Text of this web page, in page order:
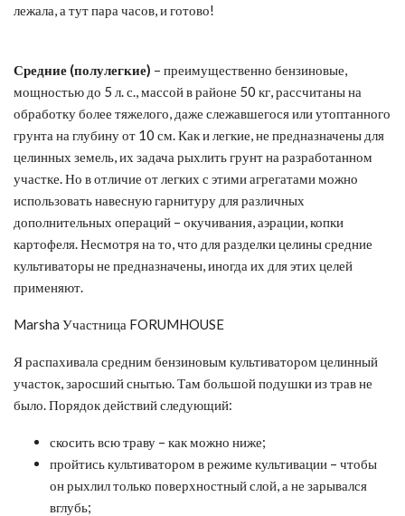
лежала, а тут пара часов, и готово!
Средние (полулегкие) – преимущественно бензиновые,
мощностью до 5 л. с., массой в районе 50 кг, рассчитаны на
обработку более тяжелого, даже слежавшегося или утоптанного
грунта на глубину от 10 см. Как и легкие, не предназначены для
целинных земель, их задача рыхлить грунт на разработанном
участке. Но в отличие от легких с этими агрегатами можно
использовать навесную гарнитуру для различных
дополнительных операций – окучивания, аэрации, копки
картофеля. Несмотря на то, что для разделки целины средние
культиваторы не предназначены, иногда их для этих целей
применяют.
Marsha Участница FORUMHOUSE
Я распахивала средним бензиновым культиватором целинный
участок, заросший снытью. Там большой подушки из трав не
было. Порядок действий следующий:
скосить всю траву – как можно ниже;
пройтись культиватором в режиме культивации – чтобы
он рыхлил только поверхностный слой, а не зарывался
вглубь;